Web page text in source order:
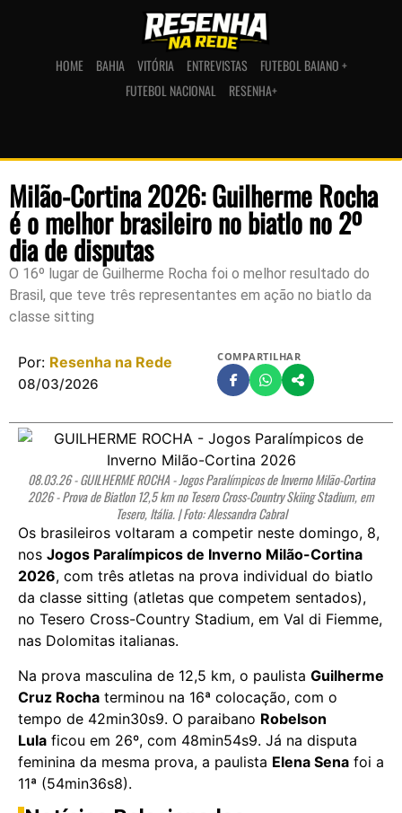
HOME BAHIA VITÓRIA ENTREVISTAS
FUTEBOL BAIANO +
FUTEBOL NACIONAL
RESENHA+
Milão-Cortina 2026: Guilherme Rocha
é o melhor brasileiro no biatlo no 2º
dia de disputas
O 16º lugar de Guilherme Rocha foi o melhor resultado do
Brasil, que teve três representantes em ação no biatlo da
classe sitting
Por: Resenha na Rede
08/03/2026
COMPARTILHAR
08.03.26 - GUILHERME ROCHA - Jogos Paralímpicos de Inverno Milão-Cortina
2026 - Prova de Biatlon 12,5 km no Tesero Cross-Country Skiing Stadium, em
Tesero, Itália. | Foto: Alessandra Cabral
Os brasileiros voltaram a competir neste domingo, 8,
nos Jogos Paralímpicos de Inverno Milão-Cortina
2026, com três atletas na prova individual do biatlo
da classe sitting (atletas que competem sentados),
no Tesero Cross-Country Stadium, em Val di Fiemme,
nas Dolomitas italianas.
Na prova masculina de 12,5 km, o paulista Guilherme
Cruz Rocha terminou na 16ª colocação, com o
tempo de 42min30s9. O paraibano Robelson
Lula ficou em 26º, com 48min54s9. Já na disputa
feminina da mesma prova, a paulista Elena Sena foi a
11ª (54min36s8).